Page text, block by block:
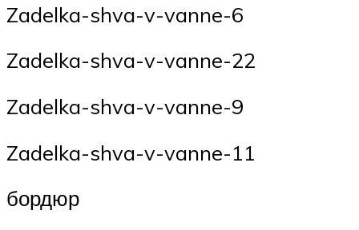
Zadelka-shva-v-vanne-6
Zadelka-shva-v-vanne-22
Zadelka-shva-v-vanne-9
Zadelka-shva-v-vanne-11
бордюр